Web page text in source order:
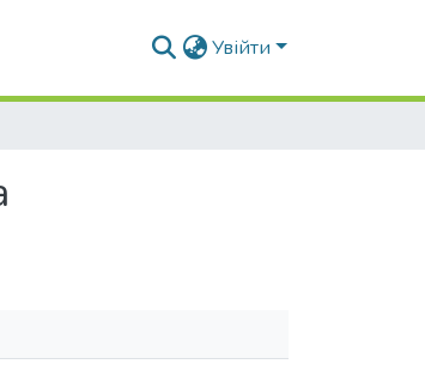
Увійти